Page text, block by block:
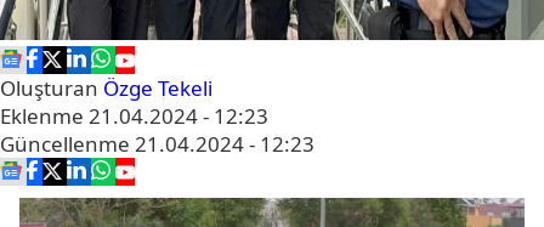
Oluşturan Özge Tekeli
Eklenme 21.04.2024 - 12:23
Güncellenme 21.04.2024 - 12:23
Video